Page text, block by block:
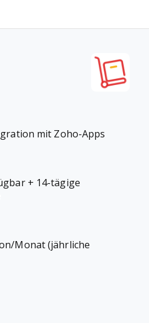
mit Zoho-Apps
+ 14-tägige
Monat (jährliche